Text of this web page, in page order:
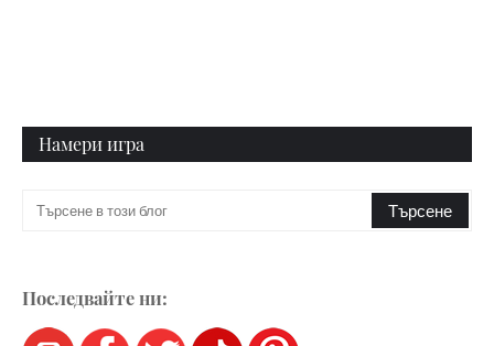
Намери игра
Последвайте ни: